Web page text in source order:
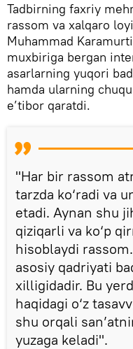
Tadbirning faxriy
rassom va xalqaro
Muhammad
muxbiriga bergan
asarlarning yuqori
hamda ularning
e’tibor qaratdi.
"Har bir rassom
tarzda ko‘radi va
etadi. Aynan shu
qiziqarli va ko‘p
hisoblaydi
asosiy qadriyati
xilligidadir. Bu
haqidagi o‘z
shu orqali
yuzaga keladi".